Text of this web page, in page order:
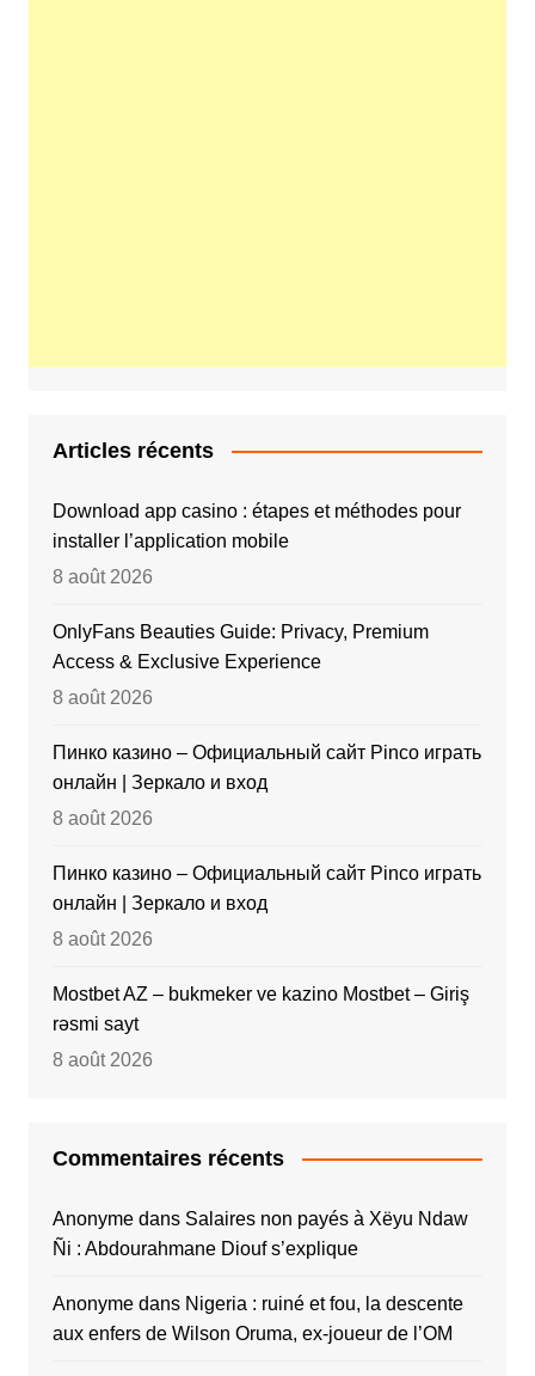
Articles récents
Download app casino : étapes et méthodes pour
installer l’application mobile
8 août 2026
OnlyFans Beauties Guide: Privacy, Premium
Access & Exclusive Experience
8 août 2026
Пинко казино – Официальный сайт Pinco играть
онлайн | Зеркало и вход
8 août 2026
Пинко казино – Официальный сайт Pinco играть
онлайн | Зеркало и вход
8 août 2026
Mostbet AZ – bukmeker ve kazino Mostbet – Giriş
rəsmi sayt
8 août 2026
Commentaires récents
Anonymedans Salaires non payés à Xëyu Ndaw
Ñi : Abdourahmane Diouf s’explique
Anonymedans Nigeria : ruiné et fou, la descente
aux enfers de Wilson Oruma, ex-joueur de l’OM